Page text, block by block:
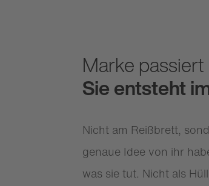
Marke passiert
Sie entsteht
Nicht am Reißbrett,
genaue Idee von ihr
was sie tut. Nicht als